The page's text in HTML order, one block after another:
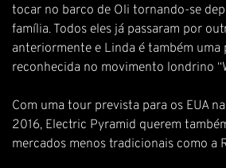
tocar no barco de Oli tornando-se
família. Todos eles já passaram por
anteriormente e Linda é também uma
reconhecida no movimento londrino
Com uma tour prevista para os EUA
2016, Electric Pyramid querem
mercados menos tradicionais como a